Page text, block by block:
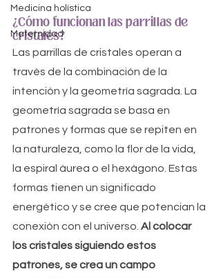
Medicina holística
Maternidad
¿Cómo funcionan las parrillas de
cristales?
Las parrillas de cristales operan a
través de la combinación de la
intención y la geometría sagrada. La
geometría sagrada se basa en
patrones y formas que se repiten en
la naturaleza, como la flor de la vida,
la espiral áurea o el hexágono. Estas
formas tienen un significado
energético y se cree que potencian la
conexión con el universo. Al colocar
los cristales siguiendo estos
patrones, se crea un campo